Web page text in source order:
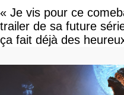
« Je vis pour ce
trailer de sa future
ça fait déjà des